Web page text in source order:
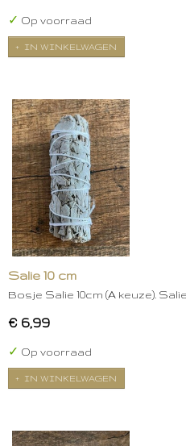
✓ Op voorraad
IN WINKELWAGEN
Salie 10 cm
Bosje Salie 10cm (A keuze).
€ 6,99
✓ Op voorraad
IN WINKELWAGEN